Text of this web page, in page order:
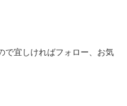
で宜しければフォロー、お気